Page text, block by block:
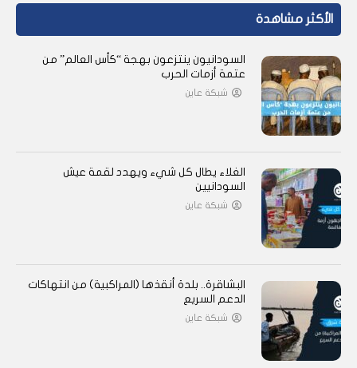
الأكثر مشاهدة
السودانيون ينتزعون بهجة “كأس العالم” من
عتمة أزمات الحرب
شبكة عاين
الغلاء يطال كل شيء ويهدد لقمة عيش
السودانيين
شبكة عاين
البشاقرة.. بلدة أنقذها (المراكبية) من انتهاكات
الدعم السريع
شبكة عاين